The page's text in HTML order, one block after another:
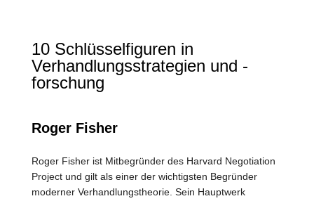
10 Schlüsselfiguren in
Verhandlungsstrategien und -
forschung
Roger Fisher
Roger Fisher ist Mitbegründer des Harvard Negotiation
Project und gilt als einer der wichtigsten Begründer
moderner Verhandlungstheorie. Sein Hauptwerk